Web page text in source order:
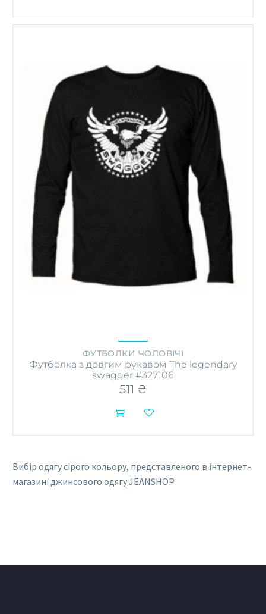
ФУТБОЛКИ ЧОЛОВІЧІ
Футболка з довгим рукавом The legendary
swagger #327106
511 ₴
 
Вибір одягу сірого кольору, представленого в інтернет-
магазині джинсового одягу JEANSHOP